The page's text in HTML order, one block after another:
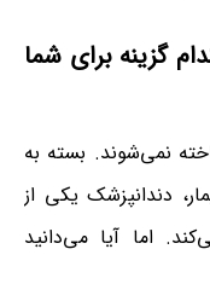
گزینه برای شما
نمی‌شوند. بسته به
دندانپزشک یکی از
اما آیا می‌دانید